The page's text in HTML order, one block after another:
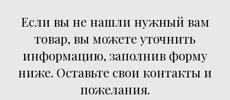
Если вы не нашли нужный вам
товар, вы можете уточнить
информацию, заполнив форму
ниже. Оставьте свои контакты и
пожелания.